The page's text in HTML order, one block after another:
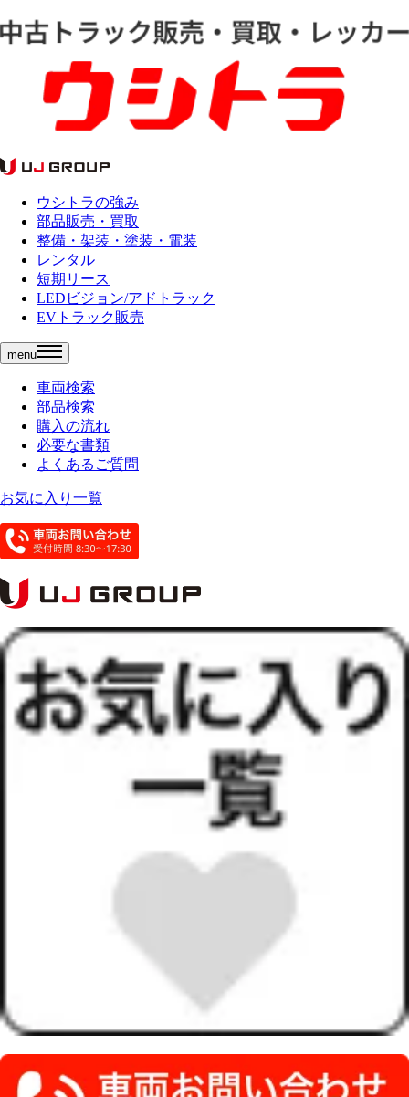
ウシトラの強み
部品販売・買取
整備・架装・塗装・電装
レンタル
短期リース
LEDビジョン/アドトラック
EVトラック販売
menu
車両検索
部品検索
購入の流れ
必要な書類
よくあるご質問
お気に入り一覧